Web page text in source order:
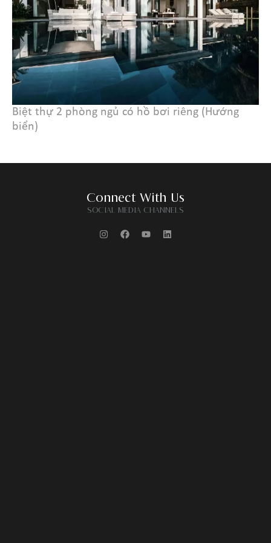
Biệt thự 2 phòng ngủ có hồ bơi riêng (Hướng
biển)
Connect With Us
SOCIAL MEDIA CHANNELS